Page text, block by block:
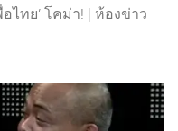
อไทย’ โคม่า! | ห้องข่าว